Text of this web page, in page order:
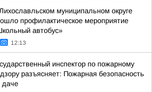
муниципальном округе
профилактическое мероприятие
автобус»
12:13
инспектор по пожарному
разъясняет: Пожарная безопасность
даче